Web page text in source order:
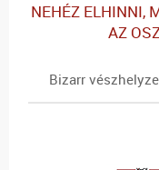
NEHÉZ ELHINNI,
AZ
Bizarr